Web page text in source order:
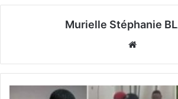
Murielle Stéphanie